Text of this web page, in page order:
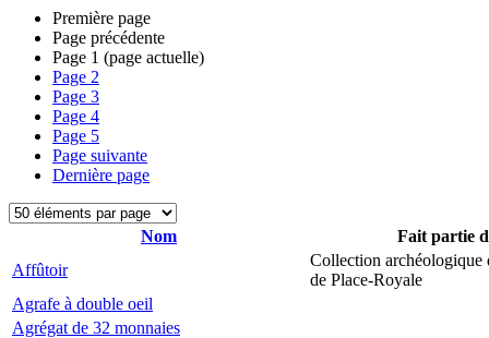
Première page
Page précédente
Page 1 (page actuelle)
Page 2
Page 3
Page 4
Page 5
Page suivante
Dernière page
Nom
Fait partie
Affûtoir
Collection archéologique
de Place-Royale
Agrafe à double oeil
Agrégat de 32 monnaies